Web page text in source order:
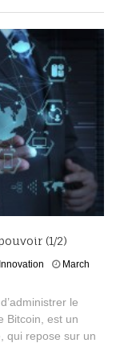
(1/2)
Innovation
March
le
Bitcoin, est un
qui repose sur un